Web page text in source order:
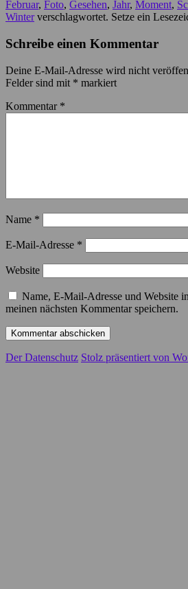
Februar, Foto, Gesehen, Jahr, Moment,
Winterverschlagwortet. Setze ein
Schreibe einen Kommentar
Deine E-Mail-Adresse wird nicht
Felder sind mit * markiert
Kommentar *
Name *
E-Mail-Adresse *
Website
Name, E-Mail-Adresse und Website
meinen nächsten Kommentar speichern.
Der Datenschutz Stolz präsentiert von